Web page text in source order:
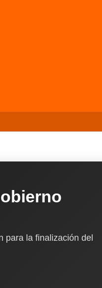
para la finalización del